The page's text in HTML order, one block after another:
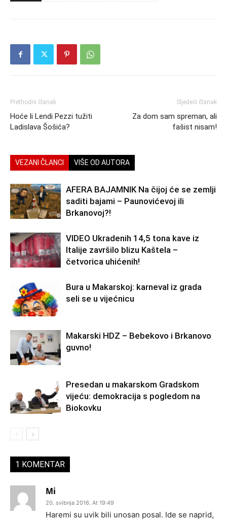
Prethodni članak
Hoće li Lendi Pezzi tužiti
Ladislava Šošića?
Sljedeći članak
Za dom sam spreman, ali
fašist nisam!
VEZANI ČLANCI VIŠE OD AUTORA
AFERA BAJAMNIK Na čijoj će se zemlji
saditi bajami – Paunovićevoj ili
Brkanovoj?!
VIDEO Ukradenih 14,5 tona kave iz
Italije završilo blizu Kaštela –
četvorica uhićenih!
Bura u Makarskoj: karneval iz grada
seli se u vijećnicu
Makarski HDZ – Bebekovo i Brkanovo
guvno!
Presedan u makarskom Gradskom
vijeću: demokracija s pogledom na
Biokovku
1 KOMENTAR
Mi
20. svibnja 2016. At 19:49
Haremi su uvik bili unosan posal. Ide se naprid,